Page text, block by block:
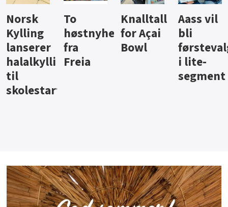
Knalltall
for Açai
Bowl
Aass vil
bli
førstevalg
i lite-
Brus og
jus fra
Berentsen
Hard
iste fra
Hansa